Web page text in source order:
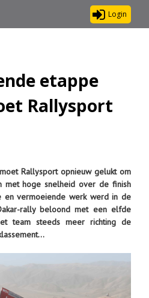
Login
etappe
Rallysport
Rallysport opnieuw gelukt om
met hoge snelheid over de finish
en vermoeiende werk werd in de
rally beloond met een elfde
team steeds meer richting de